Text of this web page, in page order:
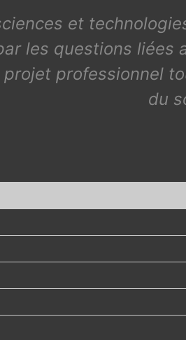
et
les questions liées
professionnel
du